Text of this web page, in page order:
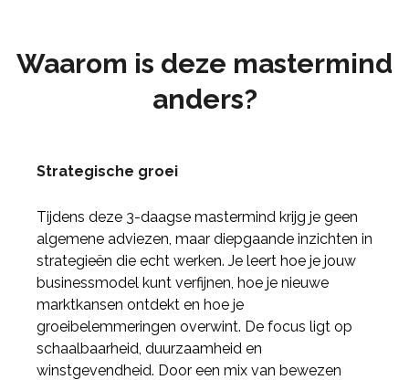
Waarom is deze mastermind
anders?
Strategische groei
Tijdens deze 3-daagse mastermind krijg je geen
algemene adviezen, maar diepgaande inzichten in
strategieën die echt werken. Je leert hoe je jouw
businessmodel kunt verfijnen, hoe je nieuwe
marktkansen ontdekt en hoe je
groeibelemmeringen overwint. De focus ligt op
schaalbaarheid, duurzaamheid en
winstgevendheid. Door een mix van bewezen